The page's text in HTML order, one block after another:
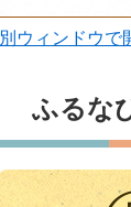
別ウィンドウで
ふるな